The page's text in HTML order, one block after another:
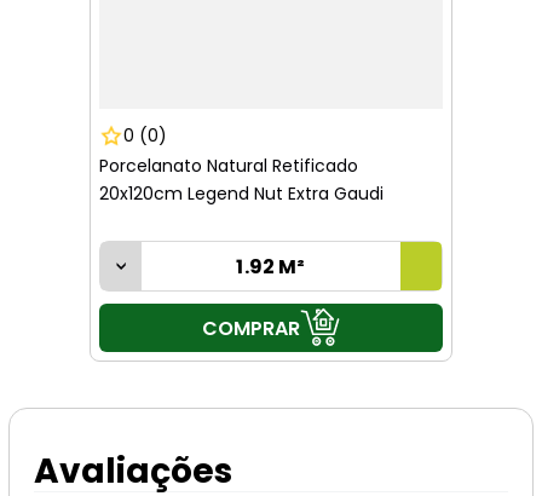
0 (0)
Porcelanato Natural Retificado
20x120cm Legend Nut Extra Gaudi
COMPRAR
Avaliações